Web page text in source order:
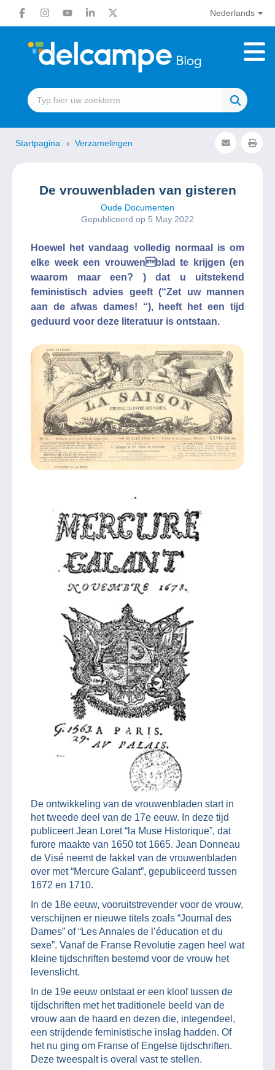
Nederlands
Startpagina Verzamelingen
De vrouwenbladen van gisteren
Oude Documenten
Gepubliceerd op 5 May 2022
Hoewel het vandaag volledig normaal is om
elke week een vrouwenblad te krijgen (en
waarom maar een? ) dat u uitstekend
feministisch advies geeft (“Zet uw mannen
aan de afwas dames! “), heeft het een tijd
geduurd voor deze literatuur is ontstaan.
De ontwikkeling van de vrouwenbladen start in
het tweede deel van de 17e eeuw. In deze tijd
publiceert Jean Loret “la Muse Historique”, dat
furore maakte van 1650 tot 1665. Jean Donneau
de Visé neemt de fakkel van de vrouwenbladen
over met “Mercure Galant”, gepubliceerd tussen
1672 en 1710.
In de 18e eeuw, vooruitstrevender voor de vrouw,
verschijnen er nieuwe titels zoals “Journal des
Dames” of “Les Annales de l’éducation et du
sexe”. Vanaf de Franse Revolutie zagen heel wat
kleine tijdschriften bestemd voor de vrouw het
levenslicht.
In de 19e eeuw ontstaat er een kloof tussen de
tijdschriften met het traditionele beeld van de
vrouw aan de haard en dezen die, integendeel,
een strijdende feministische inslag hadden. Of
het nu ging om Franse of Engelse tijdschriften.
Deze tweespalt is overal vast te stellen.